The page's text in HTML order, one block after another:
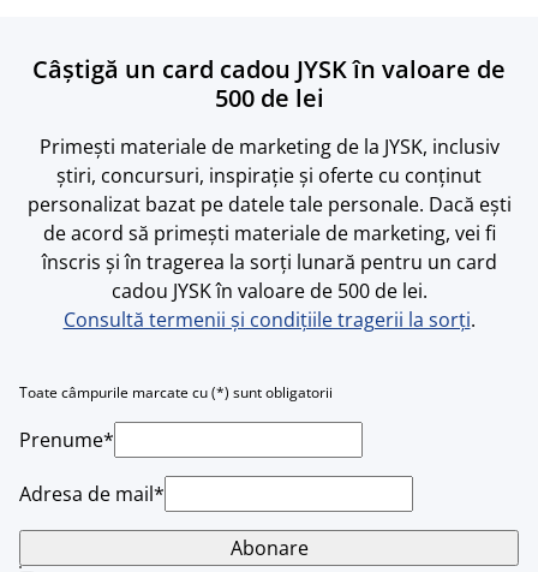
Câștigă un card cadou JYSK în valoare de
500 de lei
Primești materiale de marketing de la JYSK, inclusiv
știri, concursuri, inspirație și oferte cu conținut
personalizat bazat pe datele tale personale. Dacă ești
de acord să primești materiale de marketing, vei fi
înscris și în tragerea la sorți lunară pentru un card
cadou JYSK în valoare de 500 de lei.
Consultă termenii și condițiile tragerii la sorți.
Toate câmpurile marcate cu (*) sunt obligatorii
Prenume*
Adresa de mail*
Abonare